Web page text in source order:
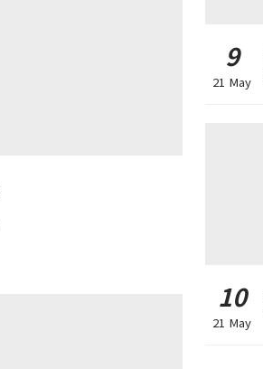
9
21 May
10
21 May